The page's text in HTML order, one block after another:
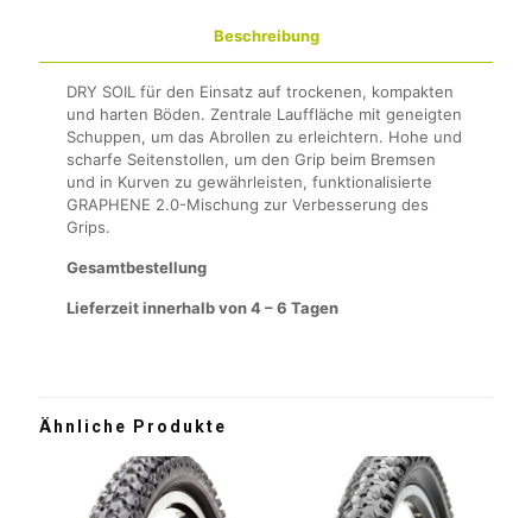
Beschreibung
DRY SOIL für den Einsatz auf trockenen, kompakten
und harten Böden. Zentrale Lauffläche mit geneigten
Schuppen, um das Abrollen zu erleichtern. Hohe und
scharfe Seitenstollen, um den Grip beim Bremsen
und in Kurven zu gewährleisten, funktionalisierte
GRAPHENE 2.0-Mischung zur Verbesserung des
Grips.
Gesamtbestellung
Lieferzeit innerhalb von 4 – 6 Tagen
Ähnliche Produkte